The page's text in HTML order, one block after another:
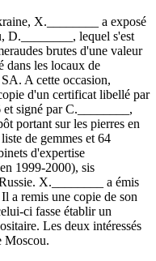
X.________ a exposé
D.________, lequel s'est
brutes d'une valeur
dans les locaux de
A cette occasion,
d'un certificat libellé par
signé par C.________,
portant sur les pierres en
de gemmes et 64
d'expertise
1999-2000), sis
X.________ a émis
a remis une copie de son
ci fasse établir un
Les deux intéressés
Moscou.